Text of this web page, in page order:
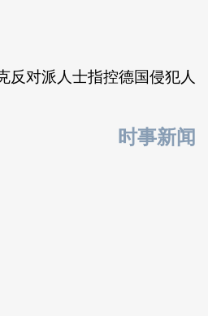
反对派人士指控德国侵犯人
时事新闻